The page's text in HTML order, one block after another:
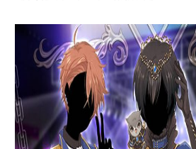
アプリゲーム
イベント・キャンペーン
ミュージック
グッズ・本
ユニット&キャラクター
アプリゲーム
イベント・キャンペーン
ミュージック